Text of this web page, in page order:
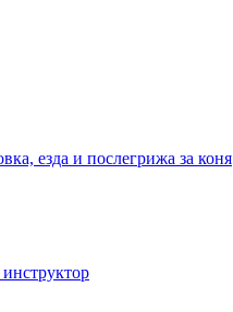
езда и послегрижа за коня